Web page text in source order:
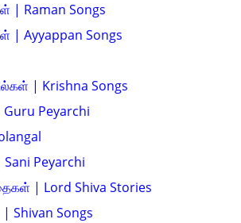
| Raman Songs
| Ayyappan Songs
| Krishna Songs
Guru Peyarchi
Peyarchi
| Lord Shiva Stories
Shivan Songs